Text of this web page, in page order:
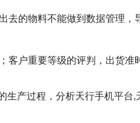
去的物料不能做到数据管理，
客户重要等级的评判，出货
产过程，分析天行手机平台,